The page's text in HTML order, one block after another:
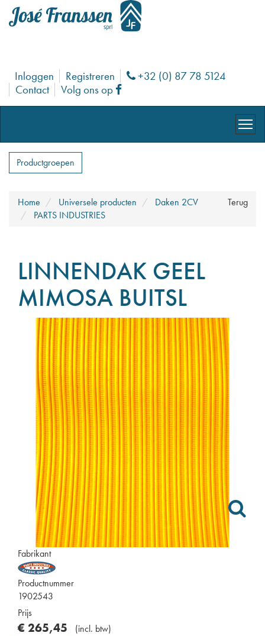
Inloggen Registreren Phone
+32 (0) 87 78 5124
Contact
Volg ons op Facebook
Productgroepen
Terug
Home Universele producten
Daken 2CV
PARTS INDUSTRIES
LINNENDAK GEEL
MIMOSA BUITSL
Fabrikant
Productnummer
1902543
Prijs
€ 265,45 (incl. btw)